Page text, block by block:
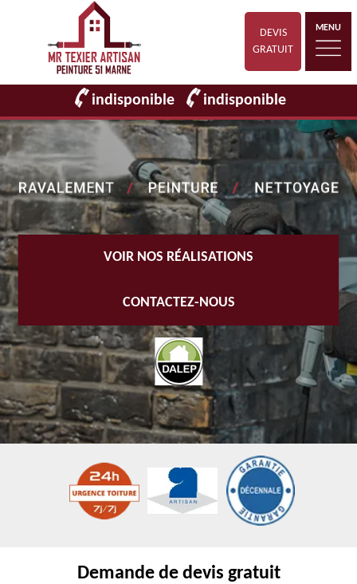
DEVIS
GRATUIT
MENU
indisponible indisponible
VOIR NOS RÉALISATIONS
CONTACTEZ-NOUS
Demande de devis gratuit